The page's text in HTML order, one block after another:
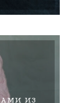
ИЗ